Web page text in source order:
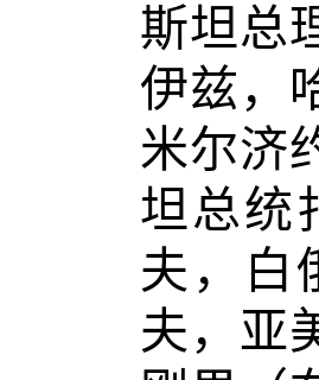
斯坦总
伊兹，
米尔济
坦总统
夫，白
夫，亚